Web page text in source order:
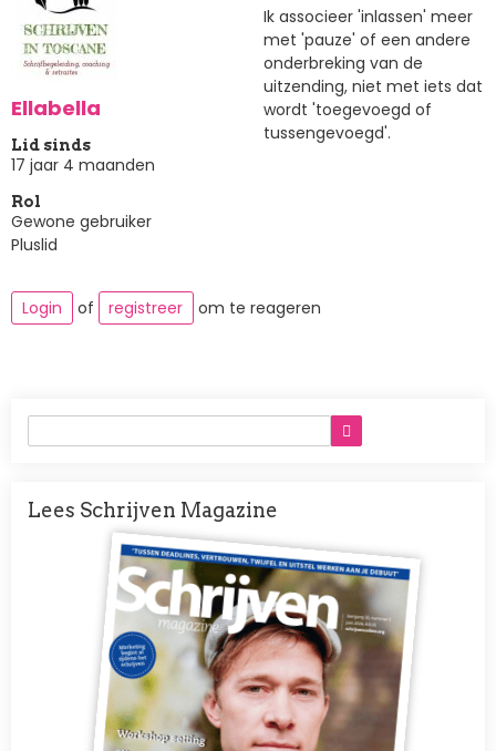
Ellabella
Lid sinds
17 jaar 4 maanden
Rol
Gewone gebruiker
Pluslid
Ik associeer 'inlassen' meer
met 'pauze' of een andere
onderbreking van de
uitzending, niet met iets dat
wordt 'toegevoegd of
tussengevoegd'.
Login of registreer om te reageren
Lees Schrijven Magazine
Afbeelding